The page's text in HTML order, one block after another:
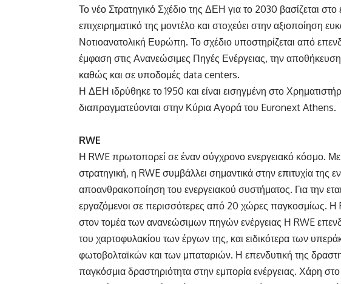
Το νέο Στρατηγικό Σχέδιο της ΔΕΗ για το 2030 βασίζεται
επιχειρηματικό της μοντέλο και στοχεύει στην αξιοποίηση
Νοτιοανατολική Ευρώπη. Το σχέδιο υποστηρίζεται από
έμφαση στις Ανανεώσιμες Πηγές Ενέργειας, την αποθήκευση
καθώς και σε υποδομές data centers.
Η ΔΕΗ ιδρύθηκε το 1950 και είναι εισηγμένη στο
διαπραγματεύονται στην Κύρια Αγορά του Euronext Athens.
RWE
Η RWE πρωτοπορεί σε έναν σύγχρονο ενεργειακό κόσμο. Με
στρατηγική, η RWE συμβάλλει σημαντικά στην επιτυχία της
αποανθρακοποίηση του ενεργειακού συστήματος. Για την
εργαζόμενοι σε περισσότερες από 20 χώρες παγκοσμίως. Η
στον τομέα των ανανεώσιμων πηγών ενέργειας Η RWE
του χαρτοφυλακίου των έργων της, και ειδικότερα των
φωτοβολταϊκών και των μπαταριών. Η επενδυτική της
παγκόσμια δραστηριότητα στην εμπορία ενέργειας. Χάρη